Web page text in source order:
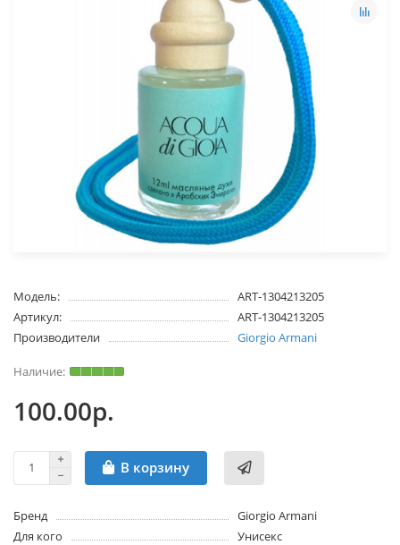
Модель:
ART-1304213205
Артикул:
ART-1304213205
Производители
Giorgio Armani
100.00р.
В корзину
Бренд
Giorgio Armani
Для кого
Унисекс